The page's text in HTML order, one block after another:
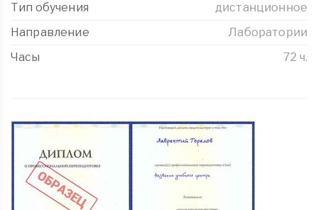
Тип обучения
дистанционное
Направление
Лаборатории
Часы
72 ч.